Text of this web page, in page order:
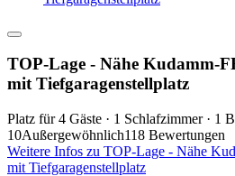
TOP-Lage - Nähe Kudamm-
mit Tiefgaragenstellplatz
Platz für 4 Gäste · 1 Schlafzimmer · 1
10Außergewöhnlich118 Bewertungen
Weitere Infos zu TOP-Lage - Nähe
mit Tiefgaragenstellplatz